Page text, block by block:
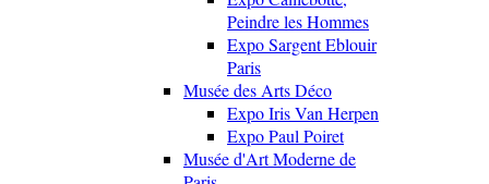
Peindre les Hommes
Expo Sargent Eblouir
Paris
Musée des Arts Déco
Expo Iris Van Herpen
Expo Paul Poiret
Musée d'Art Moderne de